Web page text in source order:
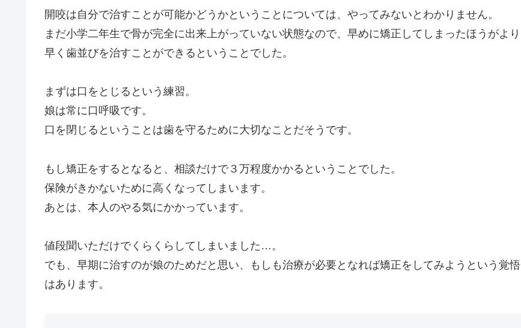
開咬は自分で治すことが可能かどうかということについては、やってみないとわかりません。
まだ小学二年生で骨が完全に出来上がっていない状態なので、早めに矯正してしまったほうがより
早く歯並びを治すことができるということでした。
まずは口をとじるという練習。
娘は常に口呼吸です。
口を閉じるということは歯を守るために大切なことだそうです。
もし矯正をするとなると、相談だけで３万程度かかるということでした。
保険がきかないために高くなってしまいます。
あとは、本人のやる気にかかっています。
値段聞いただけでくらくらしてしまいました…。
でも、早期に治すのが娘のためだと思い、もしも治療が必要となれば矯正をしてみようという覚悟
はあります。